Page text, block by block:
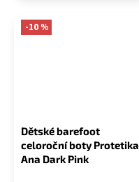
-10 %
Dětské barefoot
celoroční boty Protetika
Ana Dark Pink